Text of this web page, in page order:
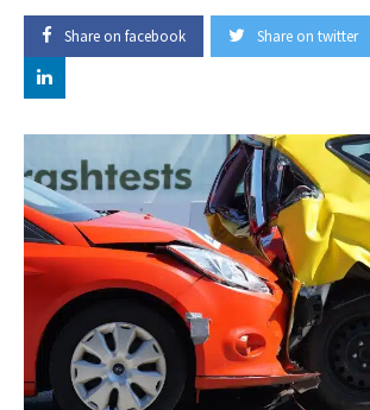
Share on facebook Share on twitter